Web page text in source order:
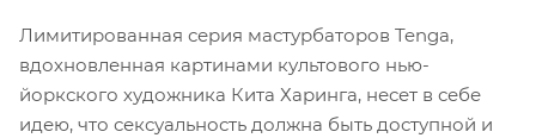
Лимитированная серия мастурбаторов Tenga,
вдохновленная картинами культового нью-
йоркского художника Кита Харинга, несет в себе
идею, что сексуальность должна быть доступной и